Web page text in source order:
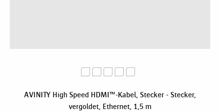
AVINITY High Speed HDMI™-Kabel, Stecker - Stecker,
vergoldet, Ethernet, 1,5 m